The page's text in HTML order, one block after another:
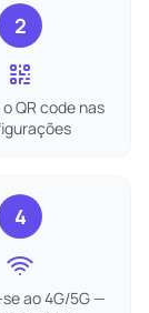
2
QR code nas
4
ao 4G/5G —